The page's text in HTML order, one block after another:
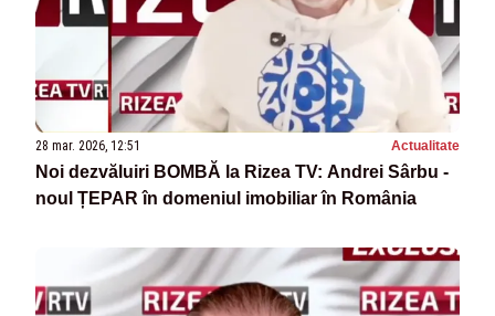
28 mar. 2026, 12:51 Actualitate
Noi dezvăluiri BOMBĂ la Rizea TV: Andrei Sârbu -
noul ȚEPAR în domeniul imobiliar în România